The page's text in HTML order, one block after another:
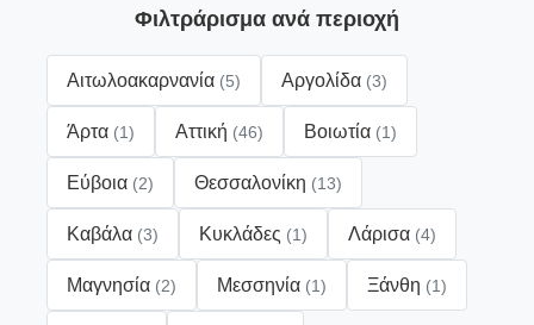
Φιλτράρισμα ανά περιοχή
Αιτωλοακαρνανία (5) Αργολίδα (3)
Άρτα (1) Αττική (46) Βοιωτία (1)
Εύβοια (2) Θεσσαλονίκη (13)
Καβάλα (3) Κυκλάδες (1) Λάρισα (4)
Μαγνησία (2) Μεσσηνία (1) Ξάνθη (1)